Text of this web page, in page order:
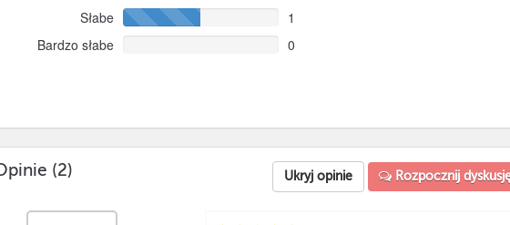
Słabe
1
Bardzo słabe
0
(2) Ukryj opinie Rozpocznij